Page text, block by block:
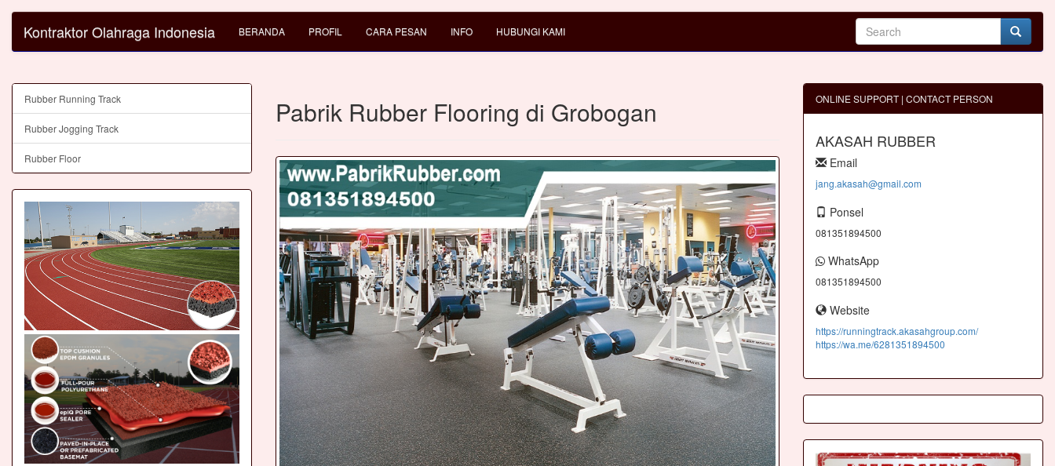
Kontraktor Olahraga Indonesia BERANDA PROFIL CARA PESAN INFO HUBUNGI KAMI
Pabrik Rubber Flooring di Grobogan
Rubber Running Track
Rubber Jogging Track
Rubber Floor
ONLINE SUPPORT | CONTACT PERSON
AKASAH RUBBER
Email
jang.akasah@gmail.com
Ponsel
081351894500
WhatsApp
081351894500
Website
https://runningtrack.akasahgroup.com/
https://wa.me/6281351894500